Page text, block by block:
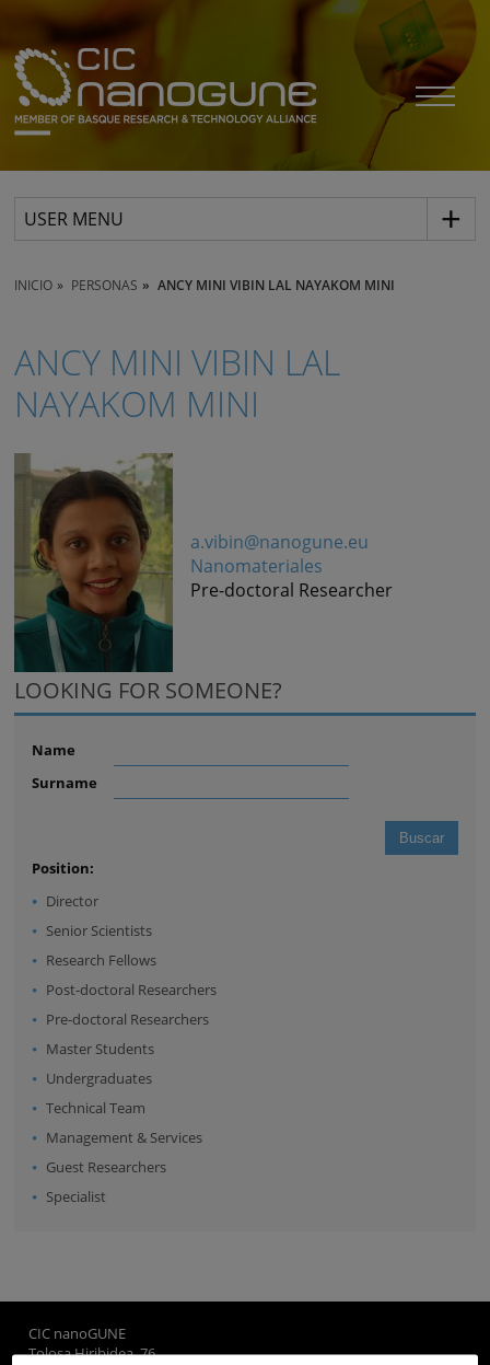
USER MENU
INICIO PERSONAS ANCY MINI VIBIN LAL NAYAKOM MINI
ANCY MINI VIBIN LAL
NAYAKOM MINI
a.vibin@nanogune.eu
Nanomateriales
Pre-doctoral Researcher
LOOKING FOR SOMEONE?
Name
Surname
Position:
Director
Senior Scientists
Research Fellows
Post-doctoral Researchers
Pre-doctoral Researchers
Master Students
Undergraduates
Technical Team
Management & Services
Guest Researchers
Specialist
CIC nanoGUNE
Tolosa Hiribidea, 76